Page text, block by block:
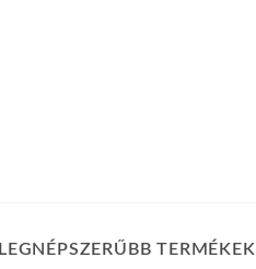
LEGNÉPSZERŰBB TERMÉKEK